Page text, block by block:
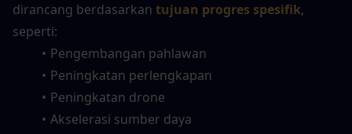
dirancang berdasarkan tujuan progres spesifik,
seperti:
Pengembangan pahlawan
Peningkatan perlengkapan
Peningkatan drone
Akselerasi sumber daya